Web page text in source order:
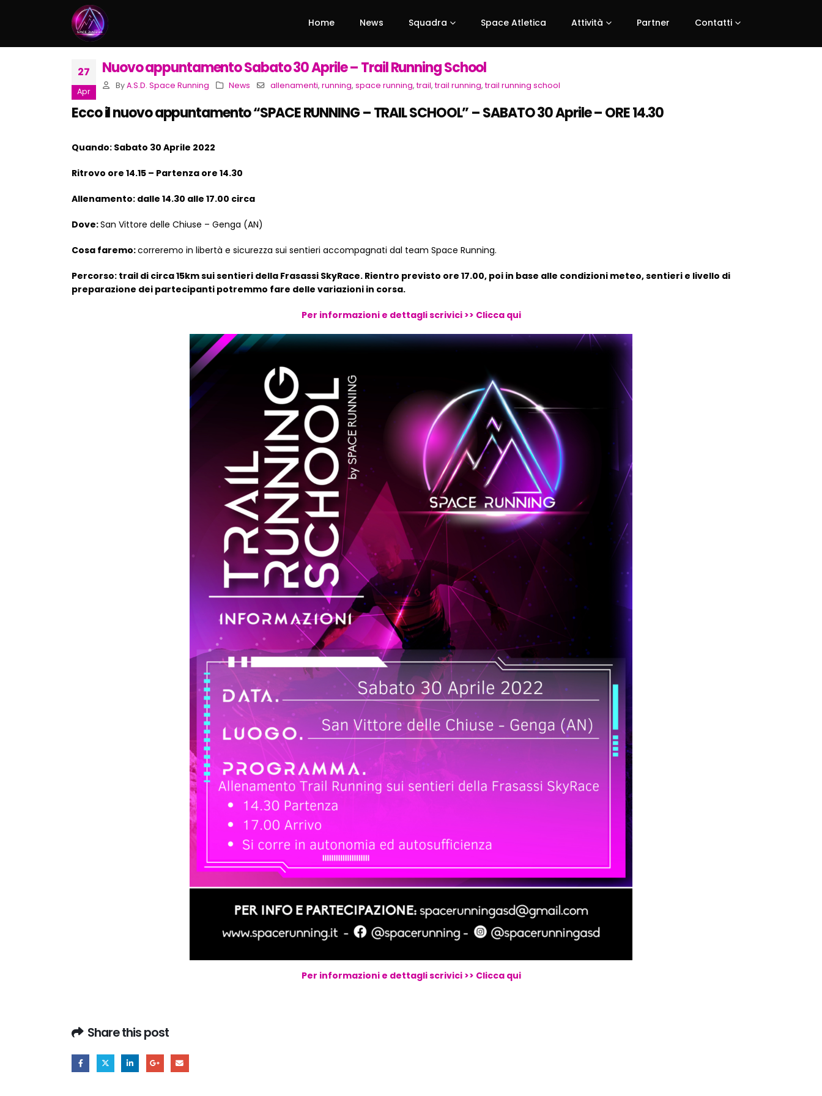
Home News Squadra Space Atletica Attività Partner Contatti
27
Apr
Nuovo appuntamento Sabato 30 Aprile – Trail Running School
By A.S.D. Space Running News allenamenti, running, space running, trail, trail running, trail running school
Ecco il nuovo appuntamento “SPACE RUNNING – TRAIL SCHOOL” – SABATO 30 Aprile – ORE 14.30
Quando: Sabato 30 Aprile 2022
Ritrovo ore 14.15 – Partenza ore 14.30
Allenamento: dalle 14.30 alle 17.00 circa
Dove:San Vittore delle Chiuse – Genga (AN)
Cosa faremo:correremo in libertà e sicurezza sui sentieri accompagnati dal team Space Running.
Percorso: trail di circa 15km sui sentieri della Frasassi SkyRace. Rientro previsto ore 17.00, poi in base alle condizioni meteo, sentieri e livello di
preparazione dei partecipanti potremmo fare delle variazioni in corsa.
Per informazioni e dettagli scrivici >> Clicca qui
Per informazioni e dettagli scrivici >> Clicca qui
Share this post